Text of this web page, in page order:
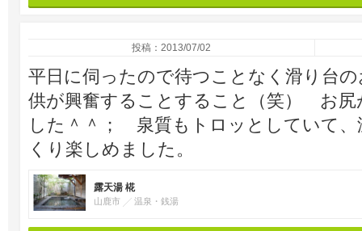
投稿：2013/07/02
平日に伺ったので待つことなく滑り台
供が興奮することすること（笑） お尻
した＾＾； 泉質もトロッとしていて
くり楽しめました。
露天湯 椛
山鹿市 温泉・銭湯